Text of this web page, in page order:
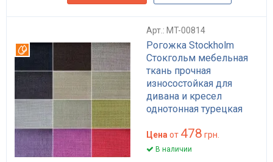
Арт.: MT-00814
Рогожка Stockholm
Стокгольм мебельная
ткань прочная
износостойкая для
дивана и кресел
однотонная турецкая
Цена от 478 грн.
В наличии